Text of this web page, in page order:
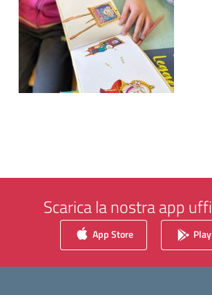
Scarica la nostra app
App Store